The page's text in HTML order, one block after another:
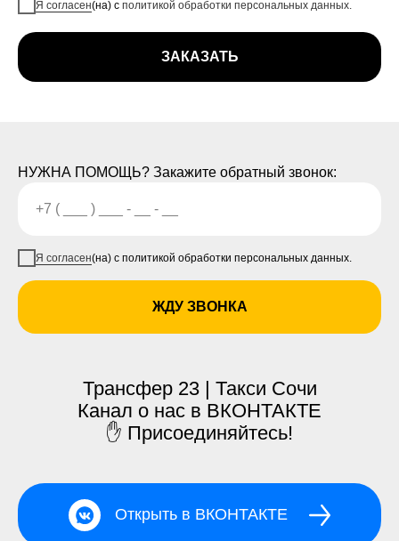
Я согласен(на) с политикой обработки персональных данных.
ЗАКАЗАТЬ
НУЖНА ПОМОЩЬ? Закажите обратный звонок:
Я согласен(на) с политикой обработки персональных данных.
ЖДУ ЗВОНКА
Трансфер 23 | Такси Сочи
Канал о нас в ВКОНТАКТЕ
✋ Присоединяйтесь!
Открыть в ВКОНТАКТЕ